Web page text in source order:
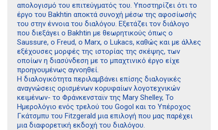
απολογισμό του επιτεύγματός του. Υποστηρίζει ότι το
έργο του Bakhtin αποκτά συνοχή μέσω της αφοσίωσής
του στην έννοια του διαλόγου. Εξετάζει τον διάλογο
που διεξάγει ο Bakhtin με θεωρητικούς όπως ο
Saussure, ο Freud, ο Marx, ο Lukacs, καθώς και με άλλες
εξέχουσες μορφές της ιστορίας της σκέψης, των
οποίων η διασύνδεση με το μπαχτινικό έργο είχε
προηγουμένως αγνοηθεί.
Η διαλογικότητα περιλαμβάνει επίσης διαλογικές
αναγνώσεις ορισμένων κορυφαίων λογοτεχνικών
κειμένων- το Φράνκενσταϊν της Mary Shelley, Το
Ημερολόγιο ενός τρελού του Gogol και το Υπέροχος
Γκάτσμπυ του Fitzgerald μια επιλογή που μας παρέχει
μια διαφορετική εκδοχή του διαλόγου.